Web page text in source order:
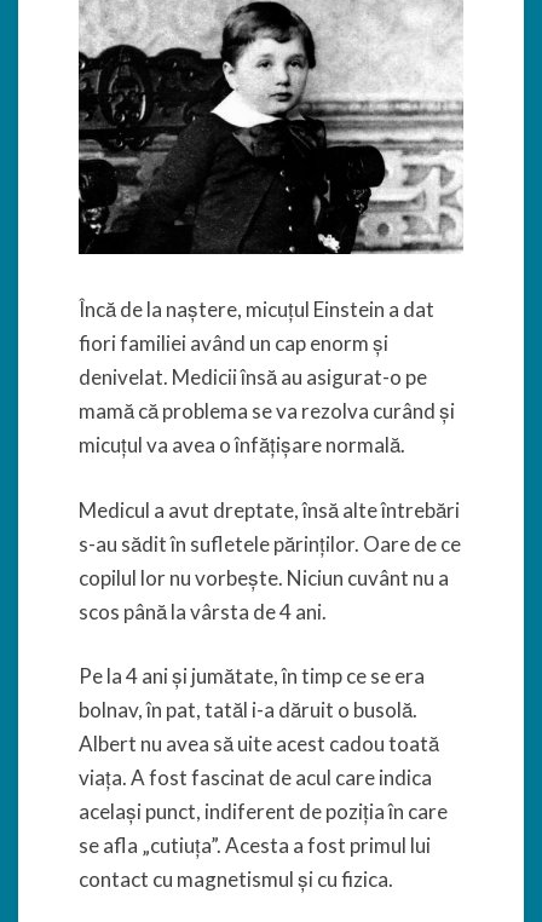
Încă de la naștere, micuțul Einstein a dat
fiori familiei având un cap enorm și
denivelat. Medicii însă au asigurat-o pe
mamă că problema se va rezolva curând și
micuțul va avea o înfățișare normală.
Medicul a avut dreptate, însă alte întrebări
s-au sădit în sufletele părinților. Oare de ce
copilul lor nu vorbește. Niciun cuvânt nu a
scos până la vârsta de 4 ani.
Pe la 4 ani și jumătate, în timp ce se era
bolnav, în pat, tatăl i-a dăruit o busolă.
Albert nu avea să uite acest cadou toată
viața. A fost fascinat de acul care indica
același punct, indiferent de poziția în care
se afla „cutiuța”. Acesta a fost primul lui
contact cu magnetismul și cu fizica.